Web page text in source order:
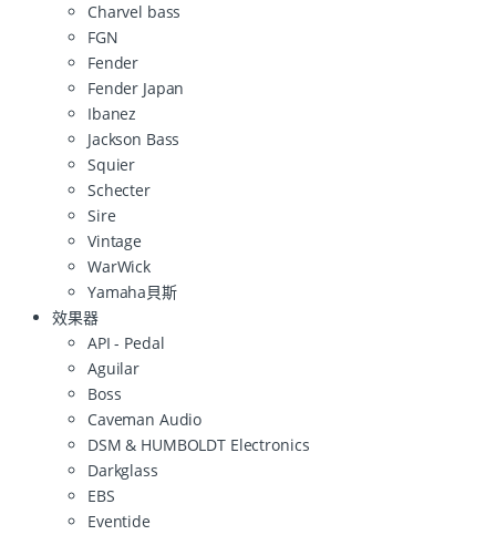
Charvel bass
FGN
Fender
Fender Japan
Ibanez
Jackson Bass
Squier
Schecter
Sire
Vintage
WarWick
Yamaha貝斯
效果器
API - Pedal
Aguilar
Boss
Caveman Audio
DSM & HUMBOLDT Electronics
Darkglass
EBS
Eventide